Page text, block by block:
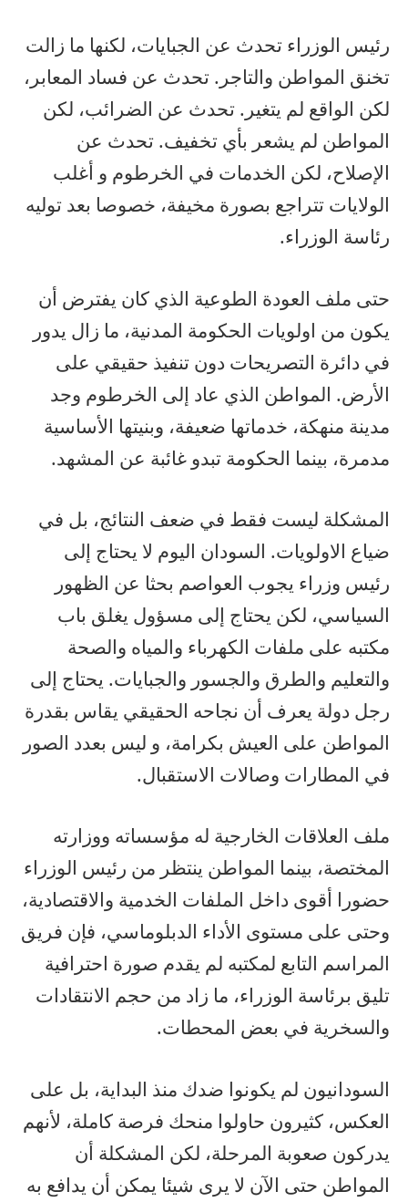
رئيس الوزراء تحدث عن الجبايات، لكنها ما زالت
تخنق المواطن والتاجر. تحدث عن فساد المعابر،
لكن الواقع لم يتغير. تحدث عن الضرائب، لكن
المواطن لم يشعر بأي تخفيف. تحدث عن
الإصلاح، لكن الخدمات في الخرطوم و أغلب
الولايات تتراجع بصورة مخيفة، خصوصا بعد توليه
رئاسة الوزراء.
حتى ملف العودة الطوعية الذي كان يفترض أن
يكون من اولويات الحكومة المدنية، ما زال يدور
في دائرة التصريحات دون تنفيذ حقيقي على
الأرض. المواطن الذي عاد إلى الخرطوم وجد
مدينة منهكة، خدماتها ضعيفة، وبنيتها الأساسية
مدمرة، بينما الحكومة تبدو غائبة عن المشهد.
المشكلة ليست فقط في ضعف النتائج، بل في
ضياع الاولويات. السودان اليوم لا يحتاج إلى
رئيس وزراء يجوب العواصم بحثا عن الظهور
السياسي، لكن يحتاج إلى مسؤول يغلق باب
مكتبه على ملفات الكهرباء والمياه والصحة
والتعليم والطرق والجسور والجبايات. يحتاج إلى
رجل دولة يعرف أن نجاحه الحقيقي يقاس بقدرة
المواطن على العيش بكرامة، و ليس بعدد الصور
في المطارات وصالات الاستقبال.
ملف العلاقات الخارجية له مؤسساته ووزارته
المختصة، بينما المواطن ينتظر من رئيس الوزراء
حضورا أقوى داخل الملفات الخدمية والاقتصادية،
وحتى على مستوى الأداء الدبلوماسي، فإن فريق
المراسم التابع لمكتبه لم يقدم صورة احترافية
تليق برئاسة الوزراء، ما زاد من حجم الانتقادات
والسخرية في بعض المحطات.
السودانيون لم يكونوا ضدك منذ البداية، بل على
العكس، كثيرون حاولوا منحك فرصة كاملة، لأنهم
يدركون صعوبة المرحلة، لكن المشكلة أن
المواطن حتى الآن لا يرى شيئا يمكن أن يدافع به